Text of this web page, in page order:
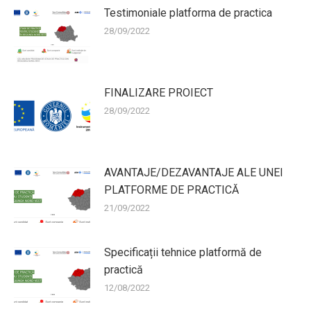
Testimoniale platforma de practica
28/09/2022
FINALIZARE PROIECT
28/09/2022
AVANTAJE/DEZAVANTAJE ALE UNEI
PLATFORME DE PRACTICĂ
21/09/2022
Specificații tehnice platformă de
practică
12/08/2022